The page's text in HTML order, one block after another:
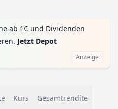
ab 1€ und Dividenden
Jetzt Depot
Anzeige
Kurs Gesamtrendite